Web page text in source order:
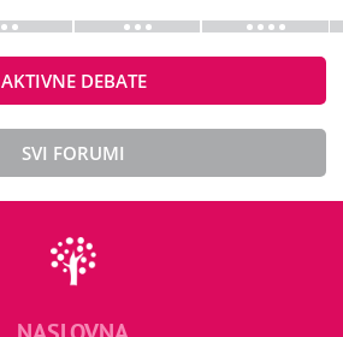
AKTIVNE DEBATE
SVI FORUMI